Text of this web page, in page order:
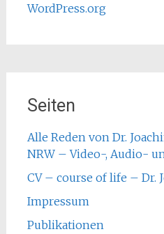
WordPress.org
Seiten
Alle Reden von Dr.
NRW – Video-, Audio-
CV – course of life – Dr.
Impressum
Publikationen